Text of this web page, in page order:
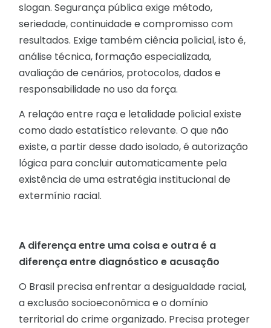
slogan. Segurança pública exige método,
seriedade, continuidade e compromisso com
resultados. Exige também ciência policial, isto é,
análise técnica, formação especializada,
avaliação de cenários, protocolos, dados e
responsabilidade no uso da força.
A relação entre raça e letalidade policial existe
como dado estatístico relevante. O que não
existe, a partir desse dado isolado, é autorização
lógica para concluir automaticamente pela
existência de uma estratégia institucional de
extermínio racial.
A diferença entre uma coisa e outra é a
diferença entre diagnóstico e acusação
O Brasil precisa enfrentar a desigualdade racial,
a exclusão socioeconômica e o domínio
territorial do crime organizado. Precisa proteger